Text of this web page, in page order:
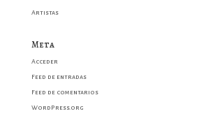
Artistas
Meta
Acceder
Feed de entradas
Feed de comentarios
WordPress.org